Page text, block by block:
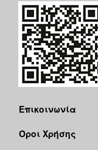
Επικοινωνία
Όροι Χρήσης